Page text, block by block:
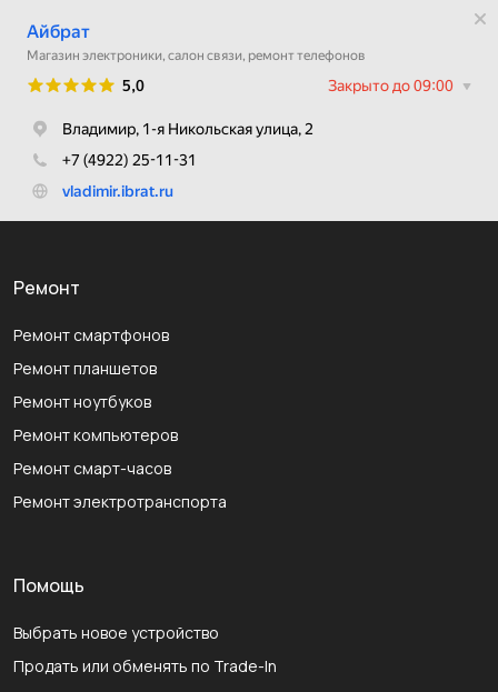
Ремонт
Ремонт смартфонов
Ремонт планшетов
Ремонт ноутбуков
Ремонт компьютеров
Ремонт смарт-часов
Ремонт электротранспорта
Помощь
Выбрать новое устройство
Продать или обменять по Trade-In